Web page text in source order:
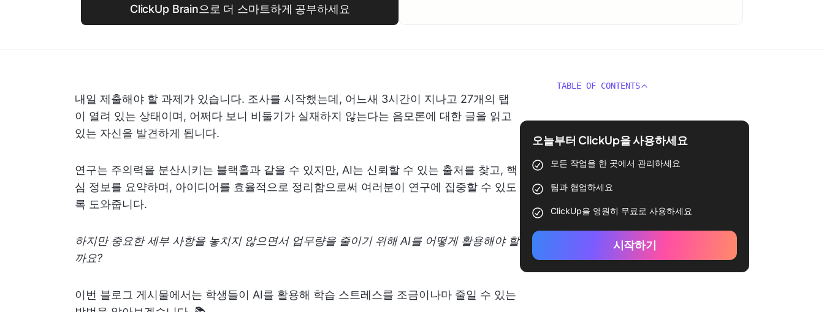
ClickUp Brain으로 더 스마트하게 공부하세요
내일 제출해야 할 과제가 있습니다. 조사를 시작했는데, 어느새 3시간이 지나고 27개의 탭
이 열려 있는 상태이며, 어쩌다 보니 비둘기가 실재하지 않는다는 음모론에 대한 글을 읽고
있는 자신을 발견하게 됩니다.
연구는 주의력을 분산시키는 블랙홀과 같을 수 있지만, AI는 신뢰할 수 있는 출처를 찾고, 핵
심 정보를 요약하며, 아이디어를 효율적으로 정리함으로써 여러분이 연구에 집중할 수 있도
록 도와줍니다.
하지만 중요한 세부 사항을 놓치지 않으면서 업무량을 줄이기 위해 AI를 어떻게 활용해야 할
까요?
이번 블로그 게시물에서는 학생들이 AI를 활용해 학습 스트레스를 조금이나마 줄일 수 있는
TABLE OF CONTENTS
오늘부터 ClickUp을 사용하세요
모든 작업을 한 곳에서 관리하세요
팀과 협업하세요
ClickUp을 영원히 무료로 사용하세요
시작하기